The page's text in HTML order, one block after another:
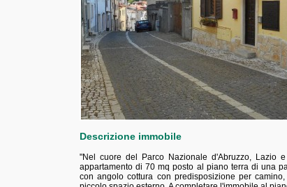
Descrizione immobile
"Nel cuore del Parco Nazionale d'Abruzzo, Lazio
appartamento di 70 mq posto al piano terra di una
con angolo cottura con predisposizione per